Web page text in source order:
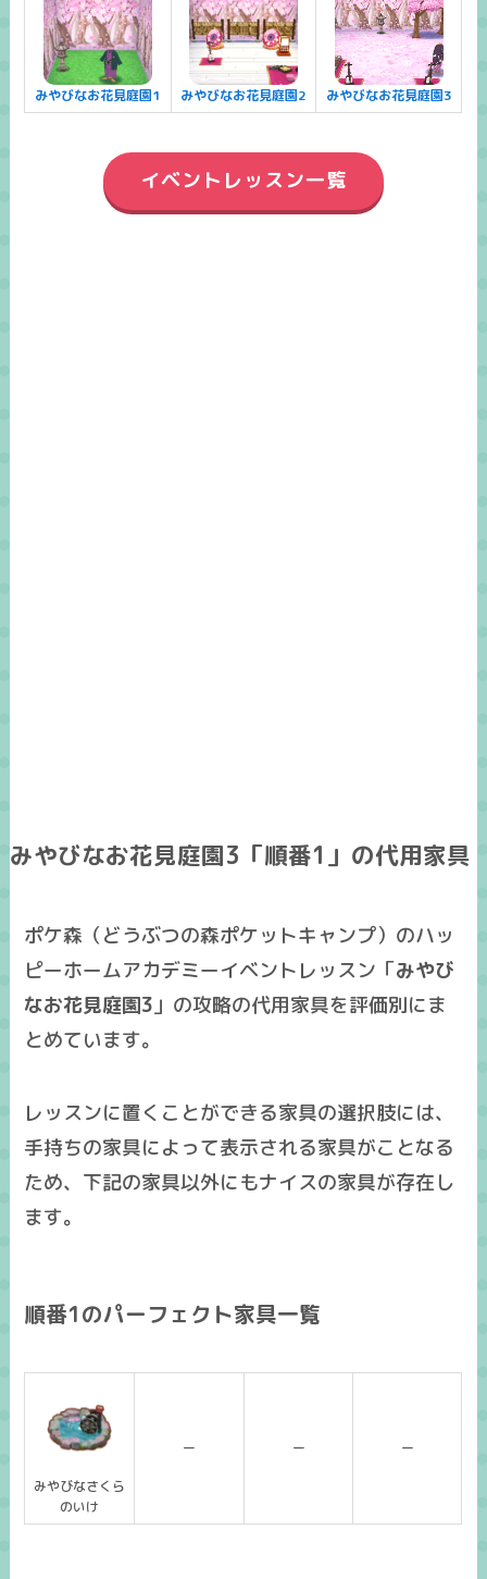
みやびなお花見庭園1 みやびなお花見庭園2 みやびなお花見庭園3
イベントレッスン一覧
みやびなお花見庭園3「順番1」の代用家具
ポケ森（どうぶつの森ポケットキャンプ）のハッ
ピーホームアカデミーイベントレッスン「みやび
なお花見庭園3 」の攻略の代用家具を評価別にま
とめています。
レッスンに置くことができる家具の選択肢には、
手持ちの家具によって表示される家具がことなる
ため、下記の家具以外にもナイスの家具が存在し
ます。
順番1のパーフェクト家具一覧
みやびなさくら
のいけ
ー ー ー